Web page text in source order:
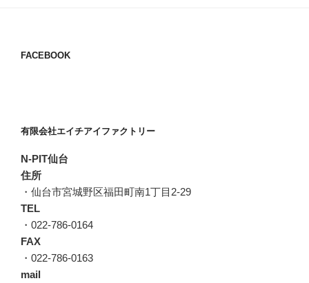
FACEBOOK
有限会社エイチアイファクトリー
N-PIT仙台
住所
・仙台市宮城野区福田町南1丁目2-29
TEL
・022-786-0164
FAX
・022-786-0163
mail